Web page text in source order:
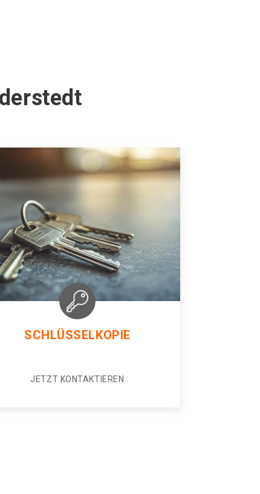
SCHLÜSSELKOPIE
JETZT KONTAKTIEREN